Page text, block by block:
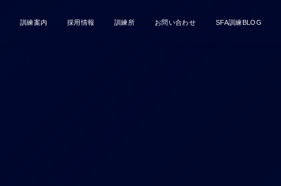
訓練案内 採用情報 訓練所 お問い合わせ SFA訓練BLOG